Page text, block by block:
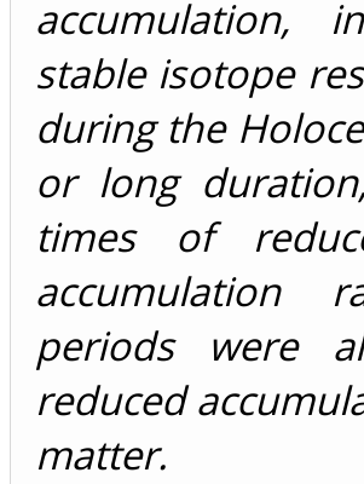
accumulation,
stable isotope
during the
or long
times of
accumulation
periods were
reduced
matter.